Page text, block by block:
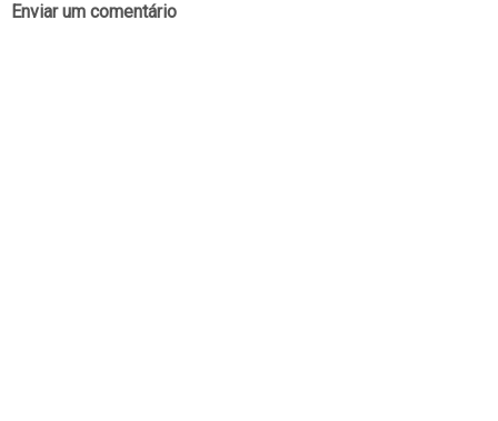
Enviar um comentário